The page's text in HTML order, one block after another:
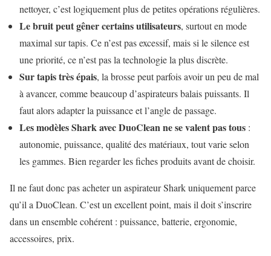
nettoyer, c’est logiquement plus de petites opérations régulières.
Le bruit peut gêner certains utilisateurs, surtout en mode
maximal sur tapis. Ce n’est pas excessif, mais si le silence est
une priorité, ce n’est pas la technologie la plus discrète.
Sur tapis très épais, la brosse peut parfois avoir un peu de mal
à avancer, comme beaucoup d’aspirateurs balais puissants. Il
faut alors adapter la puissance et l’angle de passage.
Les modèles Shark avec DuoClean ne se valent pas tous :
autonomie, puissance, qualité des matériaux, tout varie selon
les gammes. Bien regarder les fiches produits avant de choisir.
Il ne faut donc pas acheter un aspirateur Shark uniquement parce
qu’il a DuoClean. C’est un excellent point, mais il doit s’inscrire
dans un ensemble cohérent : puissance, batterie, ergonomie,
accessoires, prix.